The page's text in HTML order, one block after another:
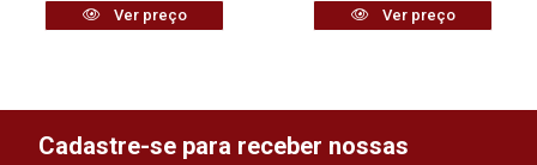
Ver preço Ver preço
Cadastre-se para receber nossas